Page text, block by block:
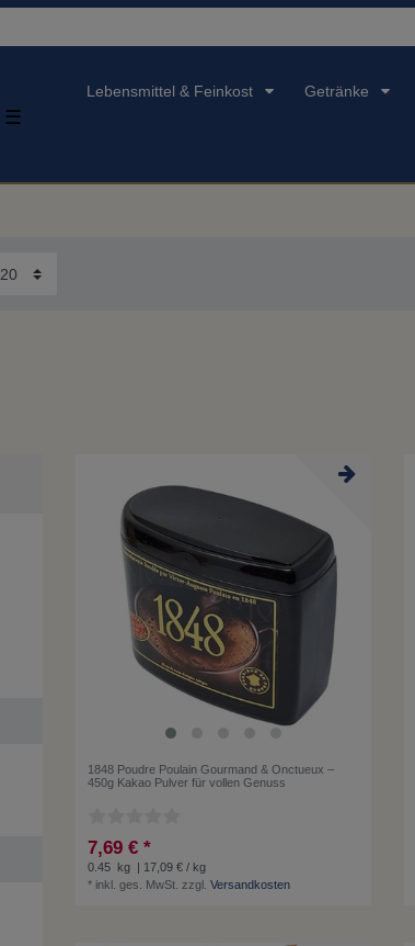
☰
Lebensmittel & Feinkost Getränke
1848 Poudre Poulain Gourmand & Onctueux –
450g Kakao Pulver für vollen Genuss
7,69 € *
0.45 kg | 17,09 € / kg
* inkl. ges. MwSt. zzgl.Versandkosten